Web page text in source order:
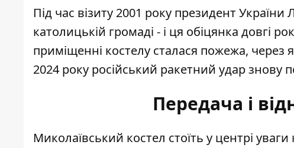
Під час візиту 2001 року президент
католицькій громаді - і ця обіцянка довгі
приміщенні костелу сталася пожежа, через
2024 року російський ракетний удар знову
Передача і
Миколаївський костел стоїть у центрі